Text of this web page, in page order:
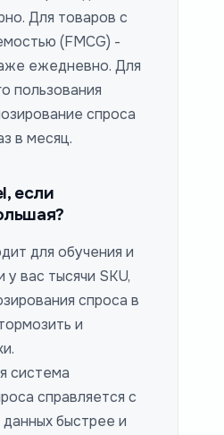
Для товаров с
(FMCG) -
ежедневно. Для
пользования
спроса
в месяц.
если
для обучения и
вас тысячи SKU,
спроса в
и
система
справляется с
быстрее и